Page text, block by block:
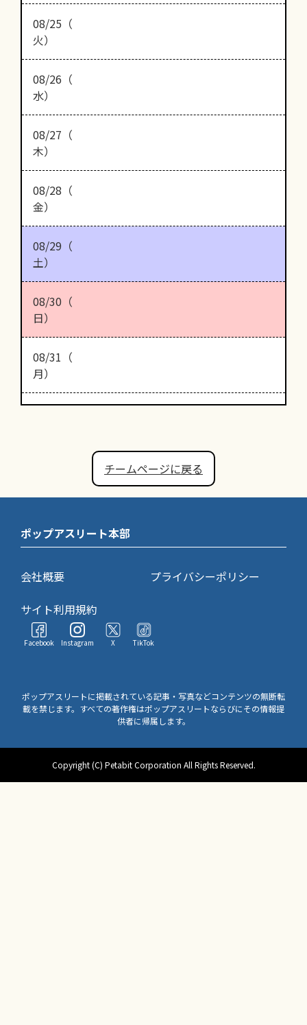
08/25（
火）
08/26（
水）
08/27（
木）
08/28（
金）
08/29（
土）
08/30（
日）
08/31（
月）
チームページに戻る
ポップアスリート本部
会社概要
プライバシーポリシー
サイト利用規約
Facebook Instagram X TikTok
ポップアスリートに掲載されている記事・写真などコンテンツの無断転
載を禁じます。すべての著作権はポップアスリートならびにその情報提
供者に帰属します。
Copyright (C) Petabit Corporation All Rights Reserved.